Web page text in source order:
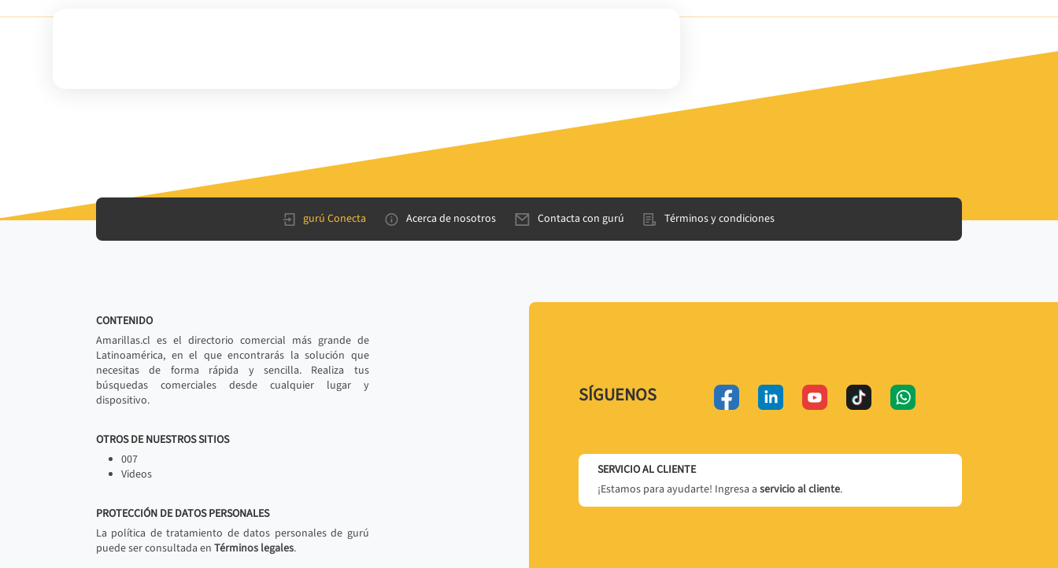
gurú Conecta Acerca de nosotros Contacta con gurú Términos y condiciones
CONTENIDO
Amarillas.cl es el directorio comercial más grande de
Latinoamérica, en el que encontrarás la solución que
necesitas de forma rápida y sencilla. Realiza tus
búsquedas comerciales desde cualquier lugar y
dispositivo.
OTROS DE NUESTROS SITIOS
007
Videos
PROTECCIÓN DE DATOS PERSONALES
La política de tratamiento de datos personales de gurú
puede ser consultada en Términos legales.
SÍGUENOS
SERVICIO AL CLIENTE
¡Estamos para ayudarte! Ingresa a servicio al cliente.